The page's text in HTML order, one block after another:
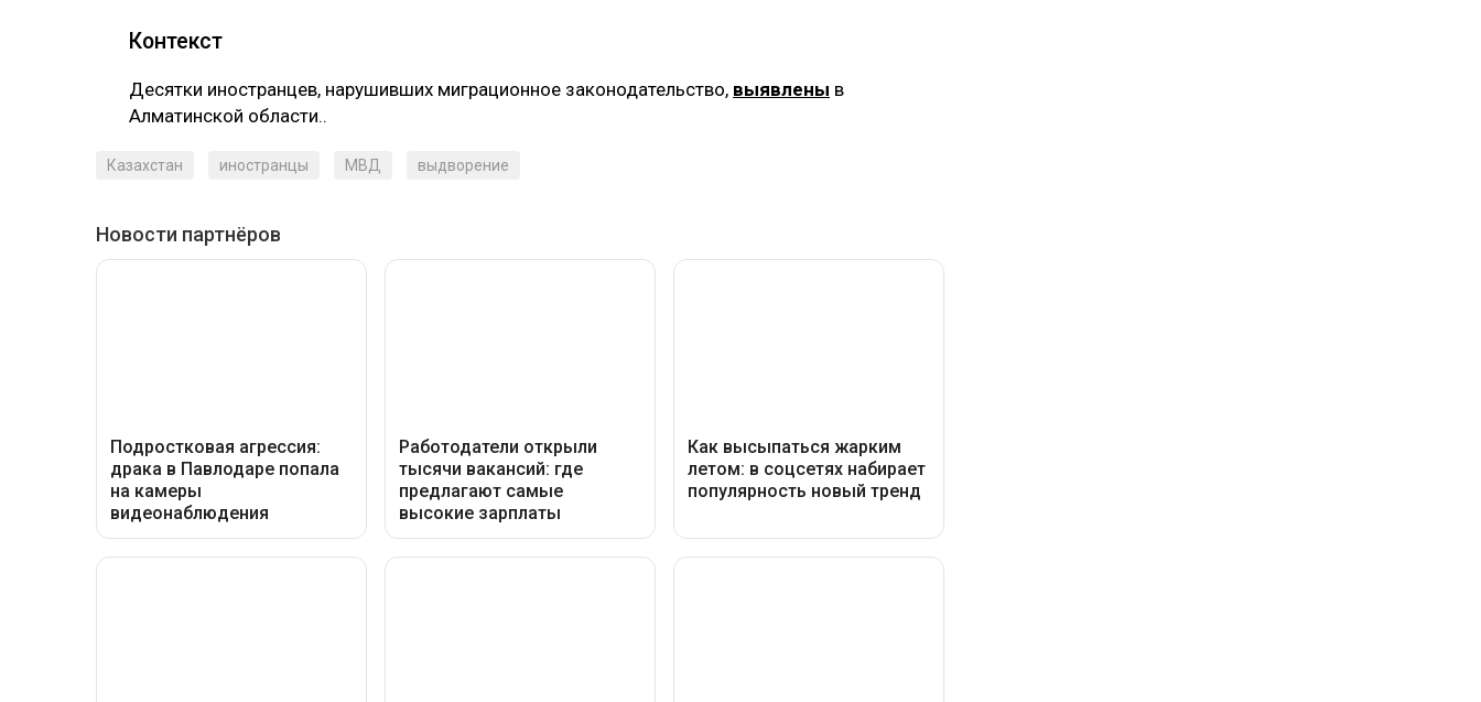
‎Контекст
‎Десятки иностранцев, нарушивших миграционное законодательство, выявлены в
Алматинской области..
Казахстан иностранцы МВД выдворение